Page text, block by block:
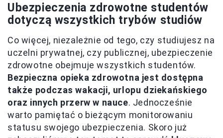
Ubezpieczenia zdrowotne studentów
dotyczą wszystkich trybów studiów
Co więcej, niezależnie od tego, czy studiujesz na
uczelni prywatnej, czy publicznej, ubezpieczenie
zdrowotne obejmuje wszystkich studentów.
Bezpieczna opieka zdrowotna jest dostępna
także podczas wakacji, urlopu dziekańskiego
oraz innych przerw w nauce. Jednocześnie
warto pamiętać o bieżącym monitorowaniu
statusu swojego ubezpieczenia. Skoro już